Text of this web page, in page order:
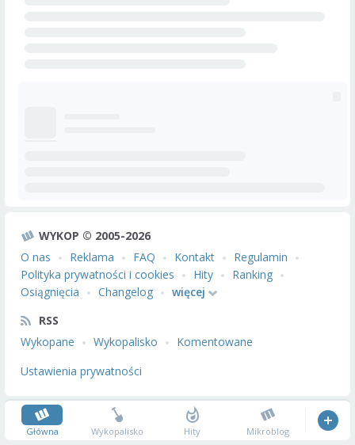
WYKOP © 2005-2026
O nas
Reklama FAQ Kontakt
Regulamin
Polityka prywatności i cookies
Hity
Ranking
Osiągnięcia
Changelog
więcej
RSS
Wykopane
Wykopalisko
Komentowane
Ustawienia prywatności
Główna Wykopalisko Hity Mikroblog